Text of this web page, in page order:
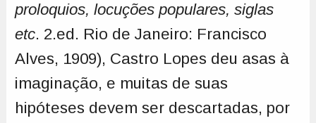
proloquios, locuções populares, siglas
etc. 2.ed. Rio de Janeiro: Francisco
Alves, 1909), Castro Lopes deu asas à
imaginação, e muitas de suas
hipóteses devem ser descartadas, por